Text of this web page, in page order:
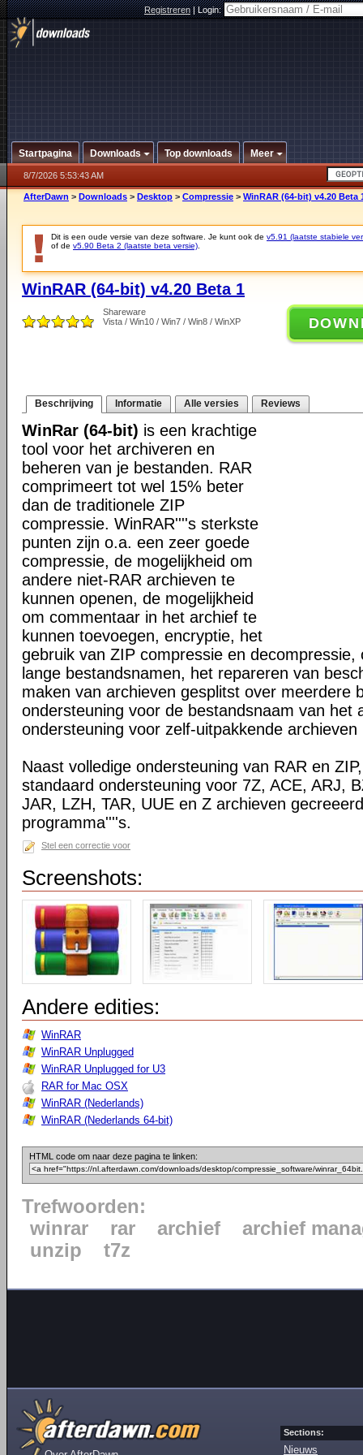
Registreren|Login:
Startpagina Downloads Top downloads Meer
8/7/2026 5:53:43 AM
AfterDawn > Downloads > Desktop > Compressie > WinRAR (64-bit) v4.20 Beta
Dit is een oude versie van deze software. Je kunt ook de v5.91 (laatste stabiele
of de v5.90 Beta 2 (laatste beta versie)
WinRAR (64-bit) v4.20 Beta 1
Shareware
Vista / Win10 / Win7 / Win8 / WinXP
Beschrijving Informatie Alle versies Reviews
WinRar (64-bit) is een krachtige
tool voor het archiveren en
beheren van je bestanden. RAR
comprimeert tot wel 15% beter
dan de traditionele ZIP
compressie. WinRAR''''s sterkste
punten zijn o.a. een zeer goede
compressie, de mogelijkheid om
andere niet-RAR archieven te
kunnen openen, de mogelijkheid
om commentaar in het archief te
kunnen toevoegen, encryptie, het
gebruik van ZIP compressie en decompressie,
lange bestandsnamen, het repareren van
maken van archieven gesplitst over meerdere
ondersteuning voor de bestandsnaam van het
ondersteuning voor zelf-uitpakkende archieven
Naast volledige ondersteuning van RAR en
standaard ondersteuning voor 7Z, ACE, ARJ,
JAR, LZH, TAR, UUE en Z archieven
programma''''s.
Stel een correctie voor
Screenshots:
Andere edities:
WinRAR
WinRAR Unplugged
WinRAR Unplugged for U3
RAR for Mac OSX
WinRAR (Nederlands)
WinRAR (Nederlands 64-bit)
HTML code om naar deze pagina te linken:
Trefwoorden:
winrar
rar archief
archief
unzip
t7z
Sections:
Nieuws